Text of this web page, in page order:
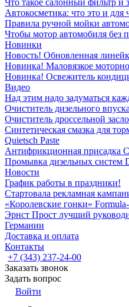
Что такое салонный фильтр и
Автокосметика: что это и для
Правила ручной мойки
Чтобы мотор автомобиля без
Новинки
Новость! Обновленная
Новинка! Маловязкое
Новинка! Освежитель
Видео
Над этим надо задуматься
Очиститель дизельного
Очиститель дроссельной
Синтетическая смазка для
Quietsch Paste
Антифрикционная присадка
Промывка дизельных систем
Новости
График работы в праздники!
Стартовала рекламная
«Королевские гонки»
Эрнст Прост лучший
Германии
Доставка и оплата
Контакты
+7 (343) 237-24-00
Заказать звонок
Задать вопрос
Войти